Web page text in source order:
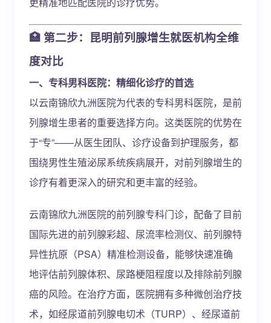
🏥 第二步：昆明前列腺增生就医机构全维
度对比
一、专科男科医院：精细化诊疗的首选
以云南锦欣九洲医院为代表的专科男科医院，是前
列腺增生患者的重要选择方向。这类医院的优势在
于“专”——从医生团队、诊疗设备到护理服务，都
围绕男性生殖泌尿系统疾病展开，对前列腺增生的
诊疗有着更深入的研究和更丰富的经验。
云南锦欣九洲医院的前列腺专科门诊，配备了目前
国际先进的前列腺彩超、尿流率检测仪、前列腺特
异性抗原（PSA）精准检测设备，能够快速准确
地评估前列腺体积、尿路梗阻程度以及排除前列腺
癌的风险。在治疗方面，医院拥有多种微创治疗技
术，如经尿道前列腺电切术（TURP）、经尿道前